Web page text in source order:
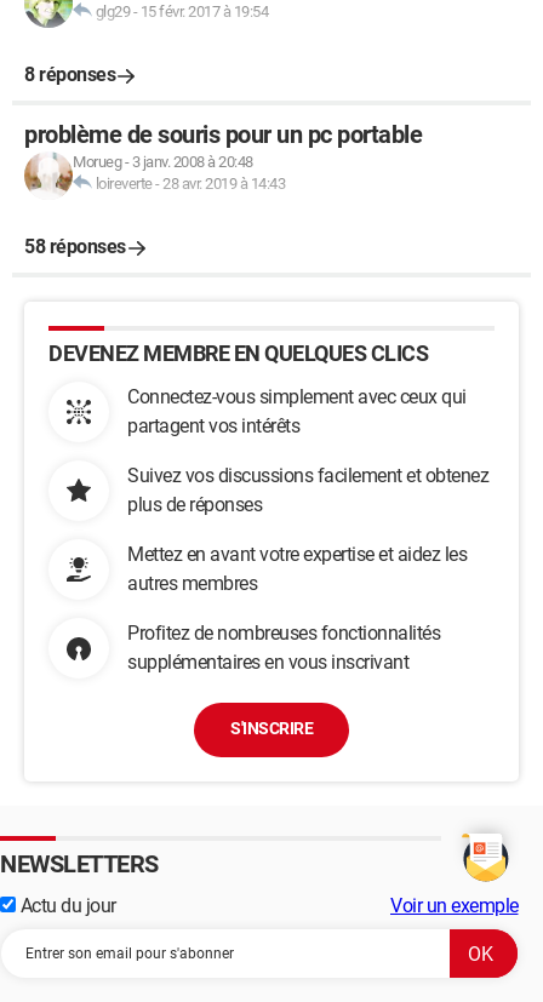
glg29- 15 févr. 2017 à 19:54
8 réponses
problème de souris pour un pc portable
Morueg- 3 janv. 2008 à 20:48
loireverte-28 avr. 2019 à 14:43
58 réponses
DEVENEZ MEMBRE EN QUELQUES CLICS
Connectez-vous simplement avec ceux qui
partagent vos intérêts
Suivez vos discussions facilement et obtenez
plus de réponses
Mettez en avant votre expertise et aidez les
autres membres
Profitez de nombreuses fonctionnalités
supplémentaires en vous inscrivant
S'INSCRIRE
NEWSLETTERS
Actu du jour Voir un exemple